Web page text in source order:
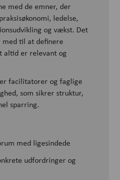
med de emner, der
ledelse,
og vækst. Det
med til at definere
altid er relevant og
facilitatorer og faglige
som sikrer struktur,
sparring.
med ligesindede
udfordringer og